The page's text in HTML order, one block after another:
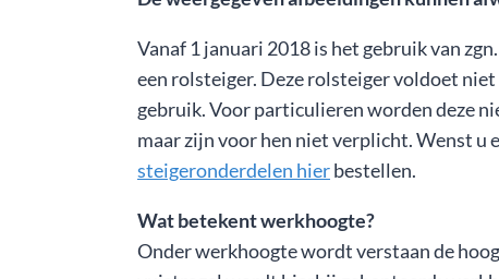
Vanaf 1 januari 2018 is het gebruik van
een rolsteiger. Deze rolsteiger voldoet
gebruik. Voor particulieren worden deze
maar zijn voor hen niet verplicht. Wenst u
steigeronderdelen hierbestellen.
Wat betekent werkhoogte?
Onder werkhoogte wordt verstaan de